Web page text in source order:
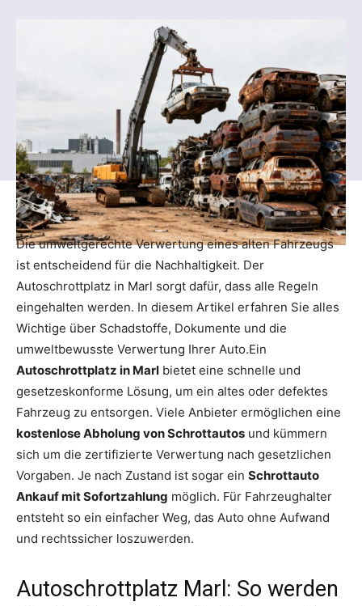
Die umweltgerechte Verwertung eines alten Fahrzeugs
ist entscheidend für die Nachhaltigkeit. Der
Autoschrottplatz in Marl sorgt dafür, dass alle Regeln
eingehalten werden. In diesem Artikel erfahren Sie alles
Wichtige über Schadstoffe, Dokumente und die
umweltbewusste Verwertung Ihrer Auto.Ein
Autoschrottplatz in Marl bietet eine schnelle und
gesetzeskonforme Lösung, um ein altes oder defektes
Fahrzeug zu entsorgen. Viele Anbieter ermöglichen eine
kostenlose Abholung von Schrottautos und kümmern
sich um die zertifizierte Verwertung nach gesetzlichen
Vorgaben. Je nach Zustand ist sogar ein Schrottauto
Ankauf mit Sofortzahlung möglich. Für Fahrzeughalter
entsteht so ein einfacher Weg, das Auto ohne Aufwand
und rechtssicher loszuwerden.
Autoschrottplatz Marl: So werden